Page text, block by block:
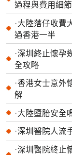
過程與費用細節
·大陸落仔收費
過香港一半
·深圳終止懷孕
全攻略
·香港女士意外
解
·大陸墮胎安全
·深圳醫院人流
·深圳醫院終止